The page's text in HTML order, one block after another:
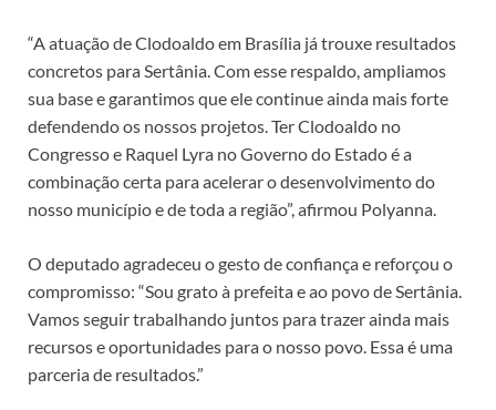
“A atuação de Clodoaldo em Brasília já trouxe resultados
concretos para Sertânia. Com esse respaldo, ampliamos
sua base e garantimos que ele continue ainda mais forte
defendendo os nossos projetos. Ter Clodoaldo no
Congresso e Raquel Lyra no Governo do Estado é a
combinação certa para acelerar o desenvolvimento do
nosso município e de toda a região”, afirmou Polyanna.
O deputado agradeceu o gesto de confiança e reforçou o
compromisso: “Sou grato à prefeita e ao povo de Sertânia.
Vamos seguir trabalhando juntos para trazer ainda mais
recursos e oportunidades para o nosso povo. Essa é uma
parceria de resultados.”